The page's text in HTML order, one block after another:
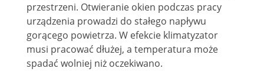
przestrzeni. Otwieranie okien podczas pracy
urządzenia prowadzi do stałego napływu
gorącego powietrza. W efekcie klimatyzator
musi pracować dłużej, a temperatura może
spadać wolniej niż oczekiwano.